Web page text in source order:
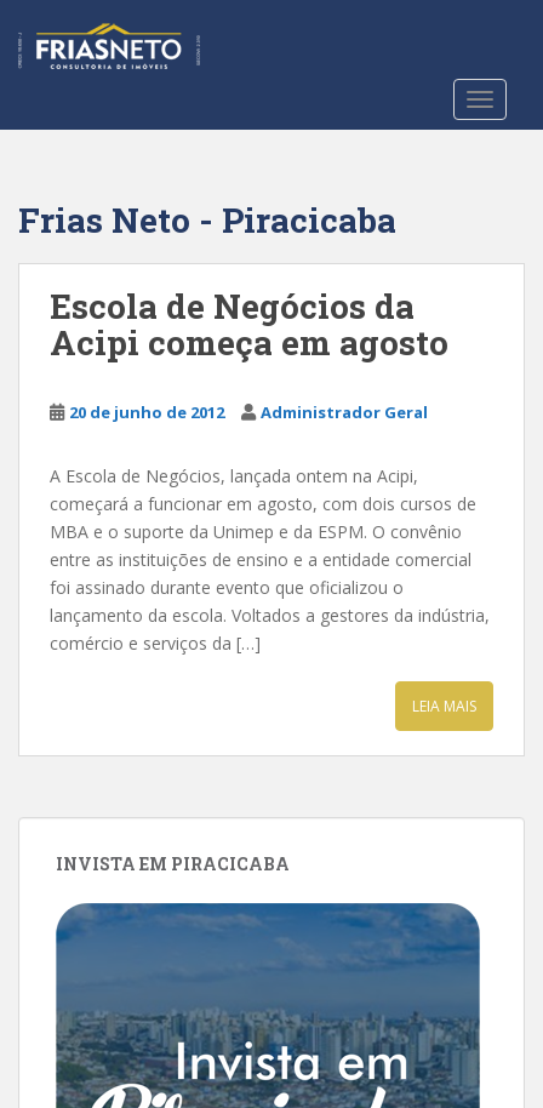
t
Frias Neto - Piracicaba
Escola de Negócios da
Acipi começa em agosto
20 de junho de 2012 Administrador Geral
A Escola de Negócios, lançada ontem na Acipi,
começará a funcionar em agosto, com dois cursos de
MBA e o suporte da Unimep e da ESPM. O convênio
entre as instituições de ensino e a entidade comercial
foi assinado durante evento que oficializou o
lançamento da escola. Voltados a gestores da indústria,
comércio e serviços da […]
LEIA MAIS
INVISTA EM PIRACICABA